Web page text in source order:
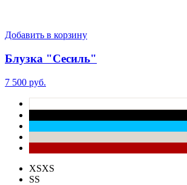
Добавить в корзину
Блузка "Сесиль"
7 500 руб.
XSXS
SS